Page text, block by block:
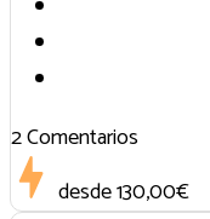
2 Comentarios
desde130,00€